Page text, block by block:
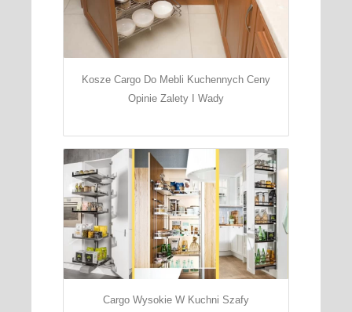
Kosze Cargo Do Mebli Kuchennych Ceny
Opinie Zalety I Wady
Cargo Wysokie W Kuchni Szafy